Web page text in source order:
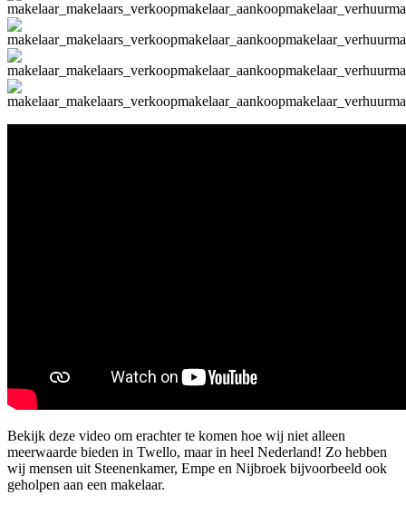
Bekijk deze video om erachter te komen hoe wij niet alleen
meerwaarde bieden in Twello, maar in heel Nederland! Zo hebben
wij mensen uit Steenenkamer, Empe en Nijbroek bijvoorbeeld ook
geholpen aan een makelaar.